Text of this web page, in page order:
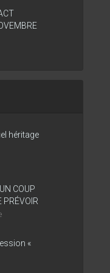
héritage
COUP
PRÉVOIR
«